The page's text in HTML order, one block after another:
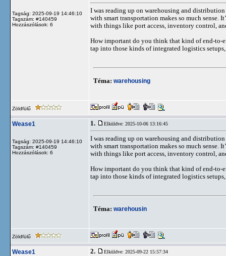
Tagság: 2025-09-19 14:46:10
Tagszám: #140459
Hozzászólások: 6
I was reading up on warehousing and
with smart transportation makes so much
with things like port access, inventory control,
How important do you think that kind of end-to-
tap into those kinds of integrated logistics
Téma: warehousing
Zöldfülű
Wease1
Tagság: 2025-09-19 14:46:10
Tagszám: #140459
Hozzászólások: 6
1. Elküldve: 2025-10-06 13:16:45
I was reading up on warehousing and
with smart transportation makes so much
with things like port access, inventory control,
How important do you think that kind of end-to-
tap into those kinds of integrated logistics
Téma: warehousin
Zöldfülű
Wease1 2. Elküldve: 2025-09-22 15:57:34